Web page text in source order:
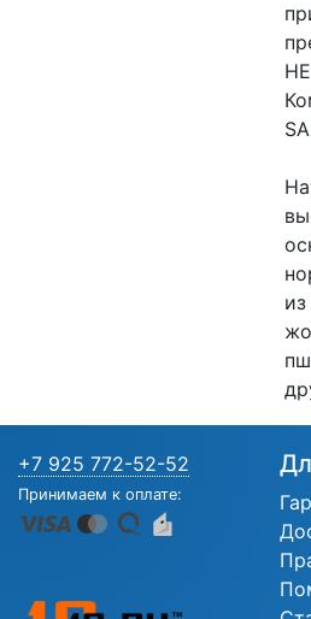
+7 925 772-52-52
Принимаем к оплате: